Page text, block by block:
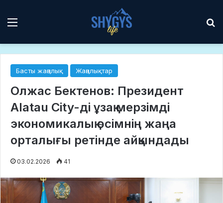
Мәзір
Басты жаңалық Жаңалықтар
Олжас Бектенов: Президент
Alatau City-ді ұзақ мерзімді
экономикалық өсімнің жаңа
орталығы ретінде айқындады
03.02.2026 41